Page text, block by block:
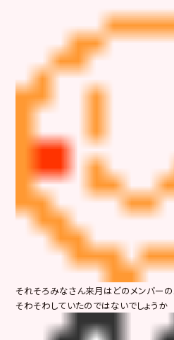
それそろみなさん来月はどのメンバー
そわそわしていたのではないでしょうか